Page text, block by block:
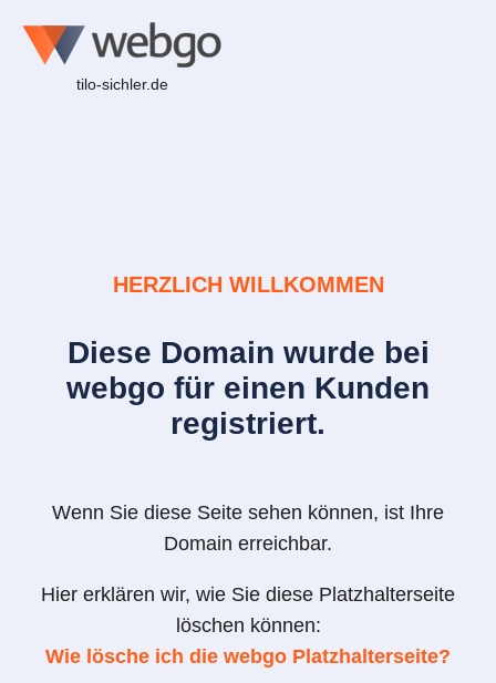
tilo-sichler.de
HERZLICH WILLKOMMEN
Diese Domain wurde bei
webgo für einen Kunden
registriert.
Wenn Sie diese Seite sehen können, ist Ihre
Domain erreichbar.
Hier erklären wir, wie Sie diese Platzhalterseite
löschen können:
Wie lösche ich die webgo Platzhalterseite?